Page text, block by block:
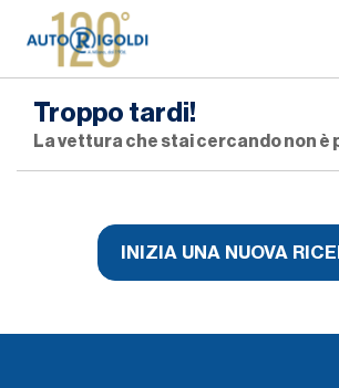
Troppo tardi!
La vettura che stai cercando non è
INIZIA UNA NUOVA